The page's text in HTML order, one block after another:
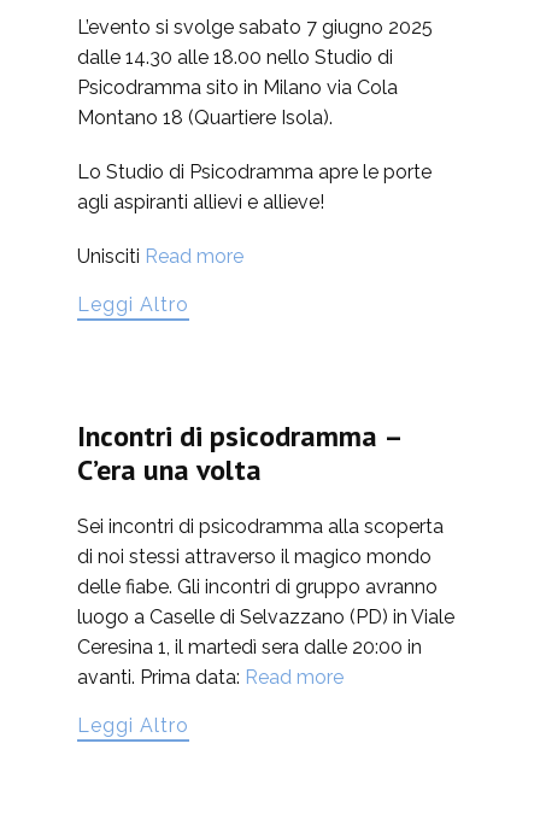
L’evento si svolge sabato 7 giugno 2025
dalle 14.30 alle 18.00 nello Studio di
Psicodramma sito in Milano via Cola
Montano 18 (Quartiere Isola).
Lo Studio di Psicodramma apre le porte
agli aspiranti allievi e allieve!
Unisciti Read more
Leggi Altro
Incontri di psicodramma –
C’era una volta
Sei incontri di psicodramma alla scoperta
di noi stessi attraverso il magico mondo
delle fiabe. Gli incontri di gruppo avranno
luogo a Caselle di Selvazzano (PD) in Viale
Ceresina 1, il martedì sera dalle 20:00 in
avanti. Prima data: Read more
Leggi Altro